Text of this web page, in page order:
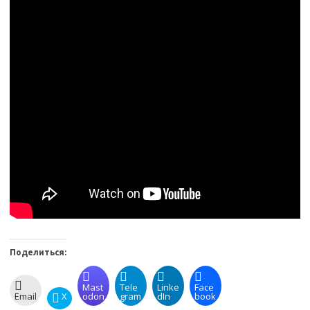
Поделиться:
Email X
Mast
odon
Tele
gram
Linke
dIn
Face
book